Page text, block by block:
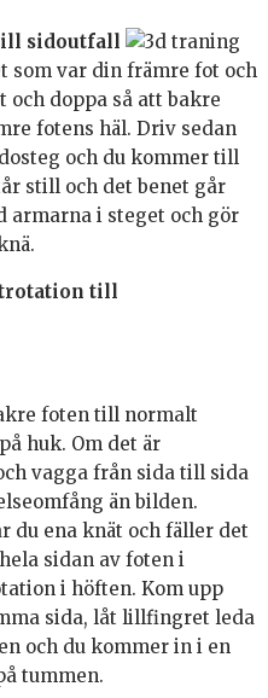
sidoutfall
som var din främre fot och
doppa så att bakre
fotens häl. Driv sedan
och du kommer till
still och det benet går
armarna i steget och gör
till
foten till normalt
huk. Om det är
vagga från sida till sida
än bilden.
du ena knät och fäller det
sidan av foten i
i höften. Kom upp
sida, låt lillfingret leda
och du kommer in i en
tummen.